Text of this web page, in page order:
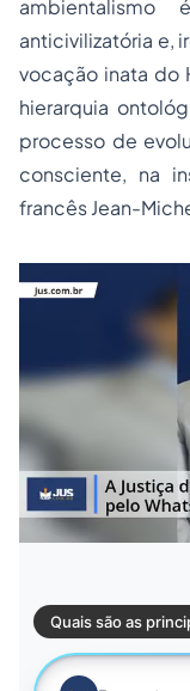
ambientalismo
anticivilizatória e,
vocação inata do
hierarquia
processo de
consciente, na
francês Jean-